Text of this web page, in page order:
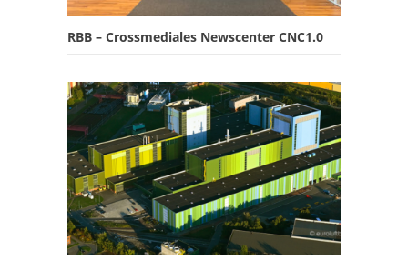
RBB – Crossmediales Newscenter CNC1.0